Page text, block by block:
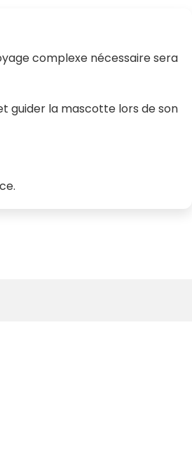
complexe nécessaire sera
guider la mascotte lors de son